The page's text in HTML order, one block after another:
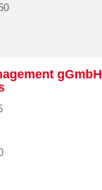
gGmbH